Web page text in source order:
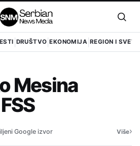
DRUŠTVO EKONOMIJA REGION I SVET
Mesina
Google izvor Više›